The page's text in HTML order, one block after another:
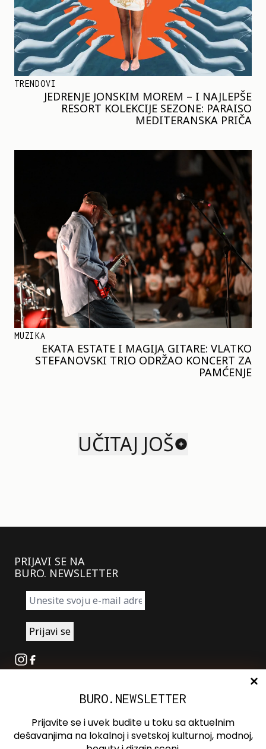
TRENDOVI
JEDRENJE JONSKIM MOREM – I NAJLEPŠE
RESORT KOLEKCIJE SEZONE: PARAISO
MEDITERANSKA PRIČA
MUZIKA
EKATA ESTATE I MAGIJA GITARE: VLATKO
STEFANOVSKI TRIO ODRŽAO KONCERT ZA
PAMĆENJE
UČITAJ JOŠ
PRIJAVI SE NA
BURO. NEWSLETTER
Instagram
Facebook
Oglašavanje
Kontakt
BURO.NEWSLETTER
Prijavite se i uvek budite u toku sa aktuelnim
dešavanjima na lokalnoj i svetskoj kulturnoj, modnoj,